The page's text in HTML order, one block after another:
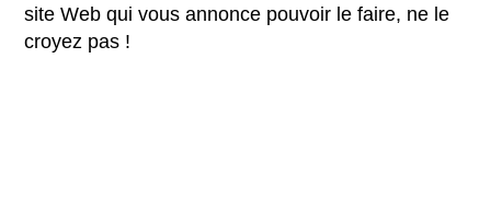
site Web qui vous annonce pouvoir le faire, ne le
croyez pas !